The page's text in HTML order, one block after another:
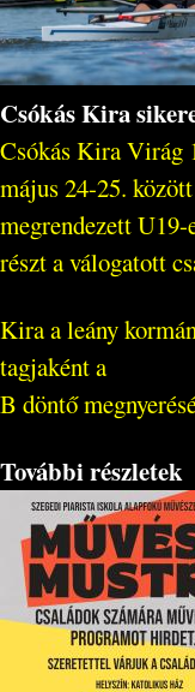
Csókás Kira
Csókás Kira Virág
május 24-25.
megrendezett U19-
részt a válogatott
Kira a leány
tagjaként a
B döntő
További részletek